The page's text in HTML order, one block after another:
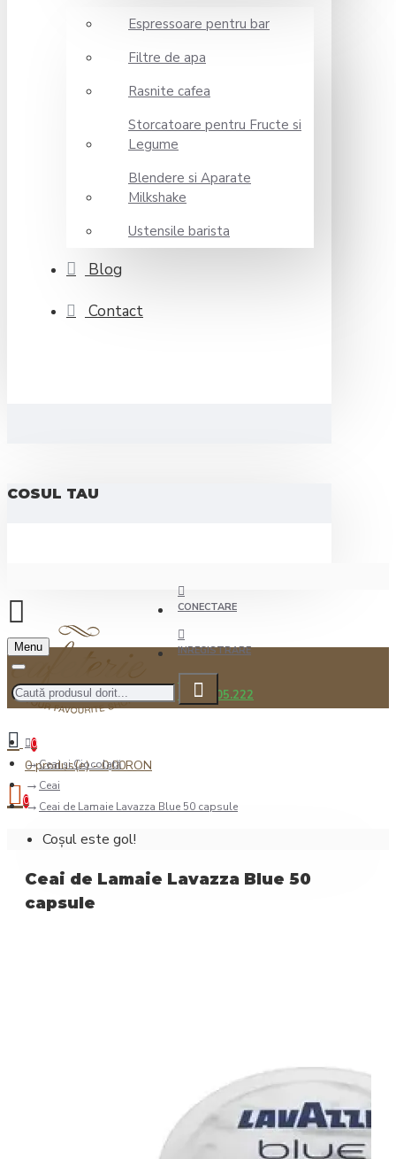
Espressoare pentru bar
Filtre de apa
Rasnite cafea
Storcatoare pentru Fructe si
Legume
Blendere si Aparate
Milkshake
Ustensile barista
Blog
Contact
COSUL TAU
CONECTARE
INREGISTRARE
0722.505.222
Menu
0
0 produs(e) - 0,00RON
0
Coșul este gol!
Ceai şi Ciocolată
Ceai
Ceai de Lamaie Lavazza Blue 50 capsule
Ceai de Lamaie Lavazza Blue 50
capsule